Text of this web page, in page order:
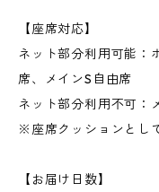
【座席対応】
ネット部分利用可能：
席、メインS自由席
ネット部分利用不可：
※座席クッションとし
【お届け日数】